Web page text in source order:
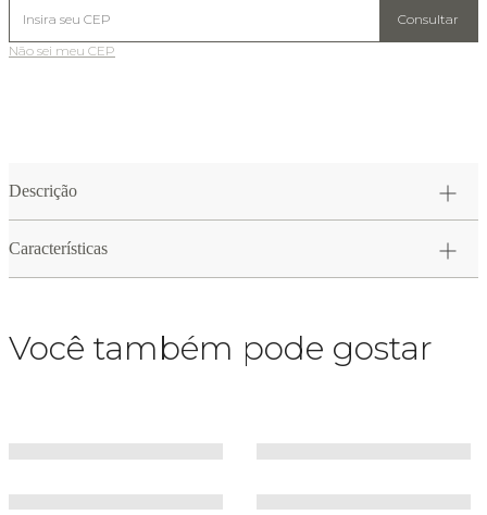
Consultar
Não sei meu CEP
Descrição
Características
Você também pode gostar